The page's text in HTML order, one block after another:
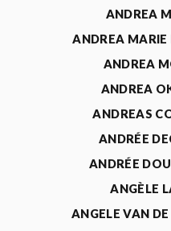
ANDREA
ANDREA MARIE
ANDREA
ANDREA
ANDREAS
ANDRÉE
ANDRÉE
ANGÈLE
ANGELE VAN